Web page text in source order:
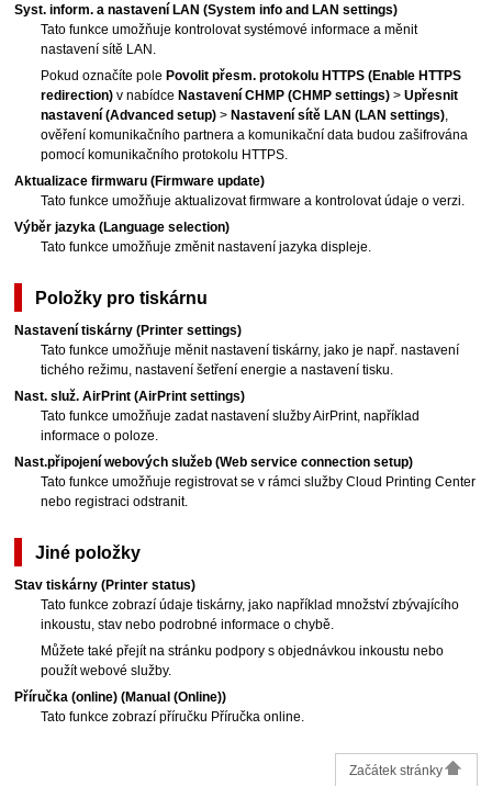
Syst. inform. a nastavení LAN (System info and LAN settings)
Tato funkce umožňuje kontrolovat systémové informace a měnit
nastavení sítě LAN.
Pokud označíte pole Povolit přesm. protokolu HTTPS (Enable HTTPS
redirection) v nabídce Nastavení CHMP (CHMP settings) >Upřesnit
nastavení (Advanced setup) > Nastavení sítě LAN (LAN settings),
ověření komunikačního partnera a komunikační data budou zašifrována
pomocí komunikačního protokolu HTTPS.
Aktualizace firmwaru (Firmware update)
Tato funkce umožňuje aktualizovat firmware a kontrolovat údaje o verzi.
Výběr jazyka (Language selection)
Tato funkce umožňuje změnit nastavení jazyka displeje.
Položky protiskárnu
Nastavení tiskárny (Printer settings)
Tato funkce umožňuje měnit nastavenítiskárny, jako je např. nastavení
tichého režimu, nastavení šetření energie a nastavení tisku.
Nast. služ. AirPrint (AirPrint settings)
Tato funkce umožňuje zadat nastavení službyAirPrint, například
informace o poloze.
Nast.připojení webových služeb (Web service connection setup)
Tato funkce umožňuje registrovat se v rámci službyCloud Printing Center
nebo registraci odstranit.
Jiné položky
Stav tiskárny (Printer status)
Tato funkce zobrazí údajetiskárny, jako například množství zbývajícího
inkoustu, stav nebo podrobné informace o chybě.
Můžete také přejít na stránku podpory s objednávkou inkoustu nebo
použít webové služby.
Příručka (online) (Manual (Online))
Tato funkce zobrazí příručku Příručka online
Začátek stránky